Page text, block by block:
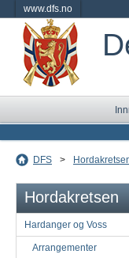
www.dfs.no
DFS >
Hordakretsen
Hardanger og Voss
Arrangementer